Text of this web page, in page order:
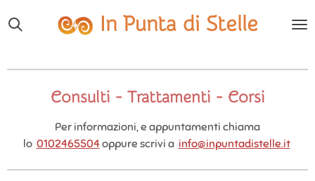
Vai
al
In Punta di Stelle
Consulti - Trattamenti - Corsi
Per informazioni, e appuntamenti chiama
lo 0102465504oppure scrivi a info@inpuntadistelle.it